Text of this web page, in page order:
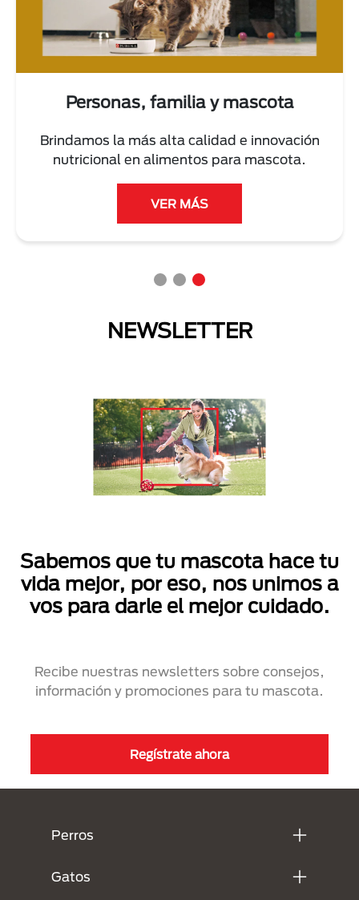
Personas, familia y mascota
Brindamos la más alta calidad e innovación
nutricional en alimentos para mascota.
VER MÁS
NEWSLETTER
Sabemos que tu mascota hace tu
vida mejor, por eso, nos unimos a
vos para darle el mejor cuidado.
Recibe nuestras newsletters sobre consejos,
información y promociones para tu mascota.
Regístrate ahora
Perros
Gatos